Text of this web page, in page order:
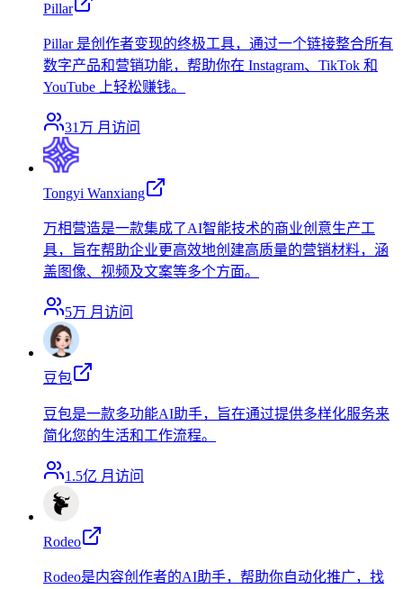
Pillar
Pillar 是创作者变现的终极工具，通过一个链接整合所有
数字产品和营销功能，帮助你在 Instagram、TikTok 和
YouTube 上轻松赚钱。
31万 月访问
Tongyi Wanxiang
万相营造是一款集成了AI智能技术的商业创意生产工
具，旨在帮助企业更高效地创建高质量的营销材料，涵
盖图像、视频及文案等多个方面。
5万 月访问
豆包
豆包是一款多功能AI助手，旨在通过提供多样化服务来
简化您的生活和工作流程。
1.5亿 月访问
Rodeo
Rodeo是内容创作者的AI助手，帮助你自动化推广，找